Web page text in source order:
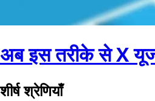
अब इस तरीके से X
शीर्ष श्रेणियाँ